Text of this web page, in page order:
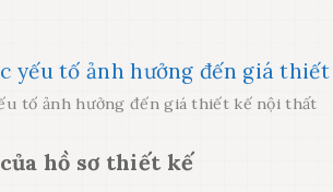
tố ảnh hưởng đến giá thiết kế nội thất
hồ sơ thiết kế